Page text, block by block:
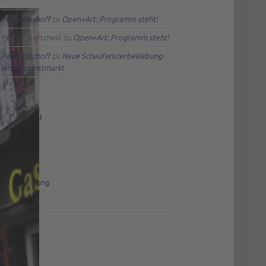
Peter Bischoffzu Open+Art: Programm steht!
Petra Oberscheid zu Open+Art: Programm steht!
Peter Bischoffzu Neue Schaufensterbeklebung
am Gespinstmarkt